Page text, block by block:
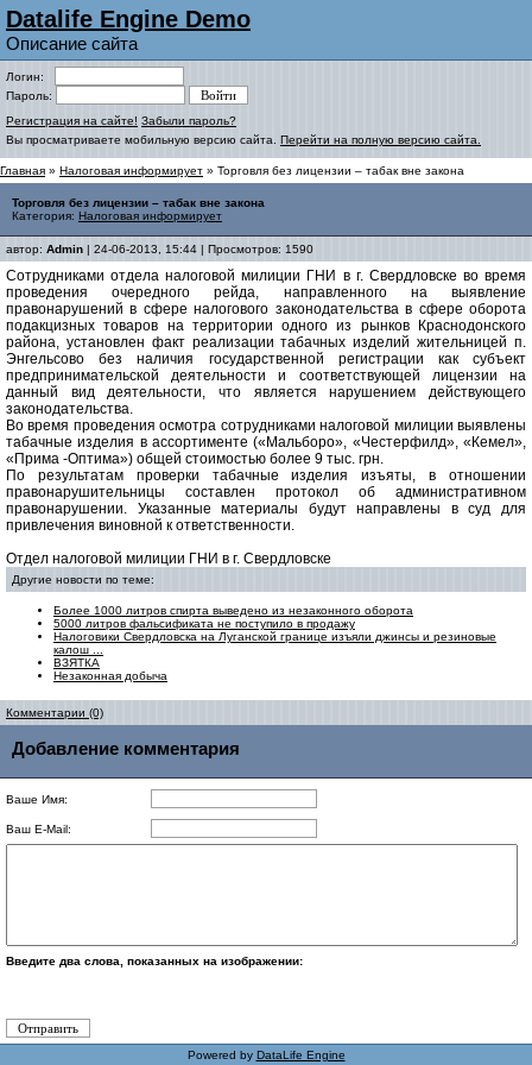
Datalife Engine Demo
Описание сайта
Логин:
Пароль:
Регистрация на сайте! Забыли пароль?
Вы просматриваете мобильную версию сайта. Перейти на полную версию сайта.
Главная » Налоговая информирует » Торговля без лицензии – табак вне закона
Торговля без лицензии – табак вне закона
Категория: Налоговая информирует
автор: Admin | 24-06-2013, 15:44 | Просмотров: 1590
Сотрудниками отдела налоговой милиции ГНИ в г. Свердловске во время
проведения очередного рейда, направленного на выявление
правонарушений в сфере налогового законодательства в сфере оборота
подакцизных товаров на территории одного из рынков Краснодонского
района, установлен факт реализации табачных изделий жительницей п.
Энгельсово без наличия государственной регистрации как субъект
предпринимательской деятельности и соответствующей лицензии на
данный вид деятельности, что является нарушением действующего
законодательства.
Во время проведения осмотра сотрудниками налоговой милиции выявлены
табачные изделия в ассортименте («Мальборо», «Честерфилд», «Кемел»,
«Прима -Оптима») общей стоимостью более 9 тыс. грн.
По результатам проверки табачные изделия изъяты, в отношении
правонарушительницы составлен протокол об административном
правонарушении. Указанные материалы будут направлены в суд для
привлечения виновной к ответственности.
Отдел налоговой милиции ГНИ в г. Свердловске
Другие новости по теме:
Более 1000 литров спирта выведено из незаконного оборота
5000 литров фальсификата не поступило в продажу
Налоговики Свердловска на Луганской границе изъяли джинсы и резиновые
калош ...
ВЗЯТКА
Незаконная добыча
Комментарии (0)
Добавление комментария
Ваше Имя:
Ваш E-Mail:
Введите два слова, показанных на изображении:
Powered by DataLife Engine